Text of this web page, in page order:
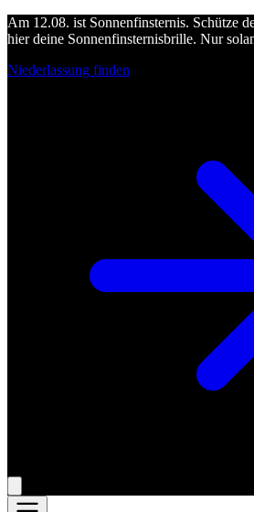
Am 12.08. ist Sonnenfinsternis. Schütze
hier deine Sonnenfinsternisbrille. Nur
Niederlassung finden